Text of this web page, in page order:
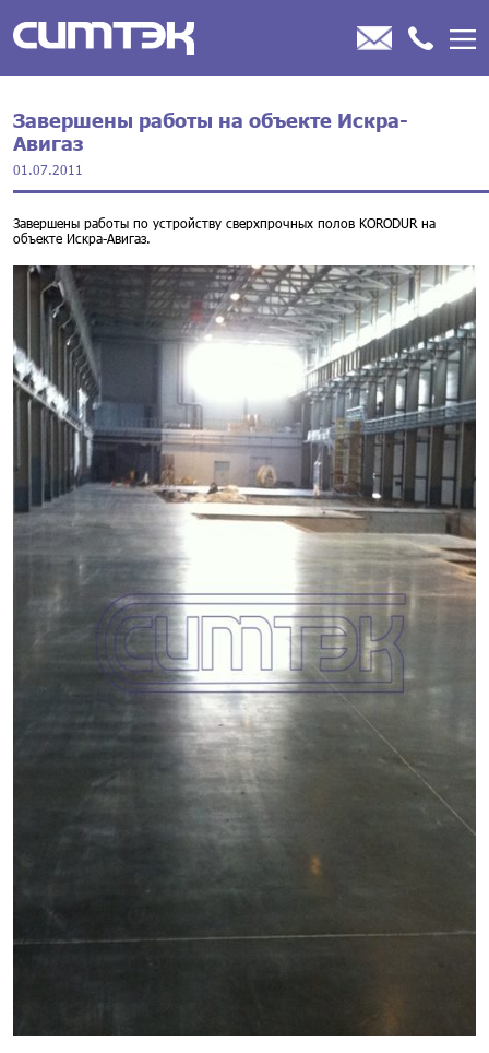
Завершены работы на объекте Искра-
Авигаз
01.07.2011
Завершены работы по устройству сверхпрочных полов KORODUR на
объекте Искра-Авигаз.